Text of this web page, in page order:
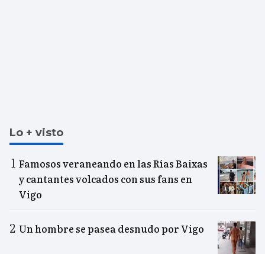
Lo + visto
Famosos veraneando en las Rías Baixas
y cantantes volcados con sus fans en
Vigo
Un hombre se pasea desnudo por Vigo